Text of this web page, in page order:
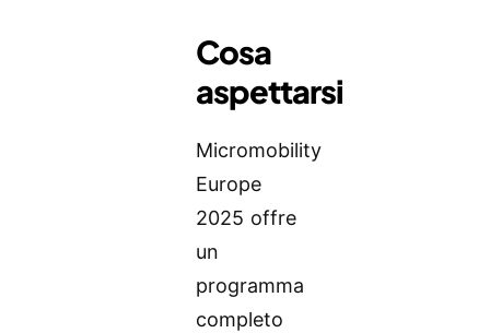
Cosa
aspettarsi
Micromobility
Europe
2025 offre
un
programma
completo